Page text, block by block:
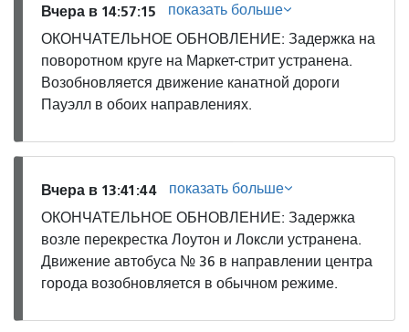
Вчера в 14:57:15
показать больше
ОКОНЧАТЕЛЬНОЕ ОБНОВЛЕНИЕ: Задержка на
поворотном круге на Маркет-стрит устранена.
Возобновляется движение канатной дороги
Пауэлл в обоих направлениях.
Вчера в 13:41:44
показать больше
ОКОНЧАТЕЛЬНОЕ ОБНОВЛЕНИЕ: Задержка
возле перекрестка Лоутон и Локсли устранена.
Движение автобуса № 36 в направлении центра
города возобновляется в обычном режиме.